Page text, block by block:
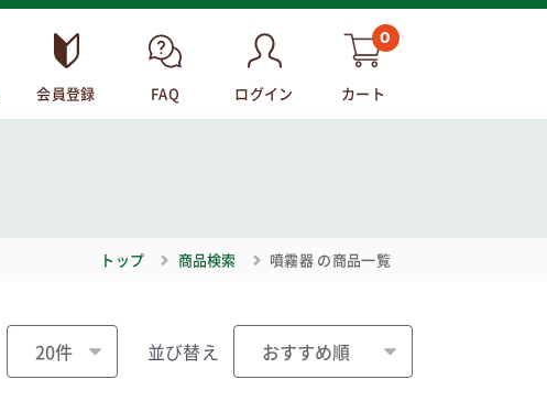
会員登録 FAQ ログイン
0
カート
トップ 商品検索 噴霧器 の商品一覧
並び替え